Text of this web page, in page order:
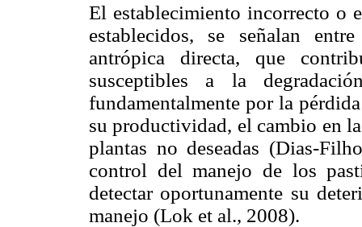
El establecimiento incorrecto o
establecidos, se señalan
antrópica directa, que
susceptibles a la
fundamentalmente por la
su productividad, el cambio en
plantas no deseadas (Dias-
control del manejo de los
detectar oportunamente su
manejo (Lok et al., 2008).